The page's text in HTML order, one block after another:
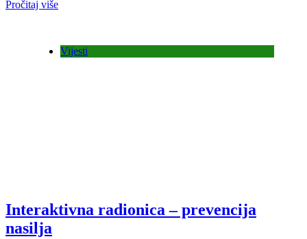
Pročitaj više
Vijesti
Interaktivna radionica – prevencija
nasilja